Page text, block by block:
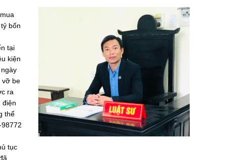
bốn
tại
kiện
vỡ be
ra
điện
thể
tục